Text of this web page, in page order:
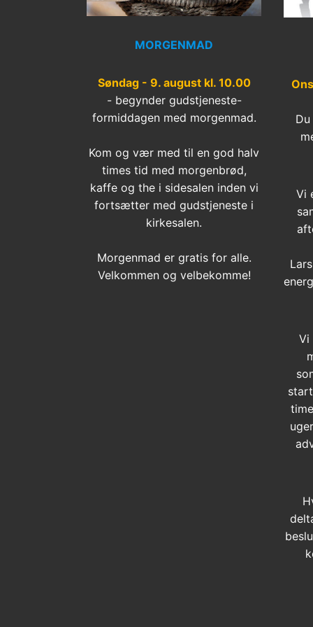
MORGENMAD
Søndag - 9. august kl. 10.00
- begynder gudstjeneste-
formiddagen med morgenmad.
Kom og vær med til en god halv
times tid med morgenbrød,
kaffe og the i sidesalen inden vi
fortsætter med gudstjeneste i
kirkesalen.
Morgenmad er gratis for alle.
Velkommen og velbekomme!
Vi
Vi